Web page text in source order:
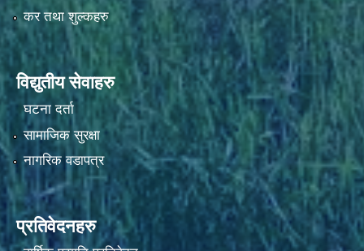
कर तथा शुल्कहरु
विद्युतीय सेवाहरु
घटना दर्ता
सामाजिक सुरक्षा
नागरिक वडापत्र
प्रतिवेदनहरु